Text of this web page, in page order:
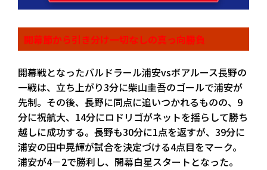
開幕節から引き分け一切なしの真っ向勝負
開幕戦となったバルドラール浦安vsボアルース長野の
一戦は、立ち上がり3分に柴山圭吾のゴールで浦安が
先制。その後、長野に同点に追いつかれるものの、9
分に祝航大、14分にロドリゴがネットを揺らして勝ち
越しに成功する。長野も30分に1点を返すが、39分に
浦安の田中晃輝が試合を決定づける4点目をマーク。
浦安が4－2で勝利し、開幕白星スタートとなった。